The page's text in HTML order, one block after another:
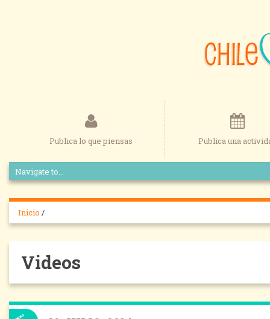
Publica lo que piensas Publica una
Inicio /
Videos